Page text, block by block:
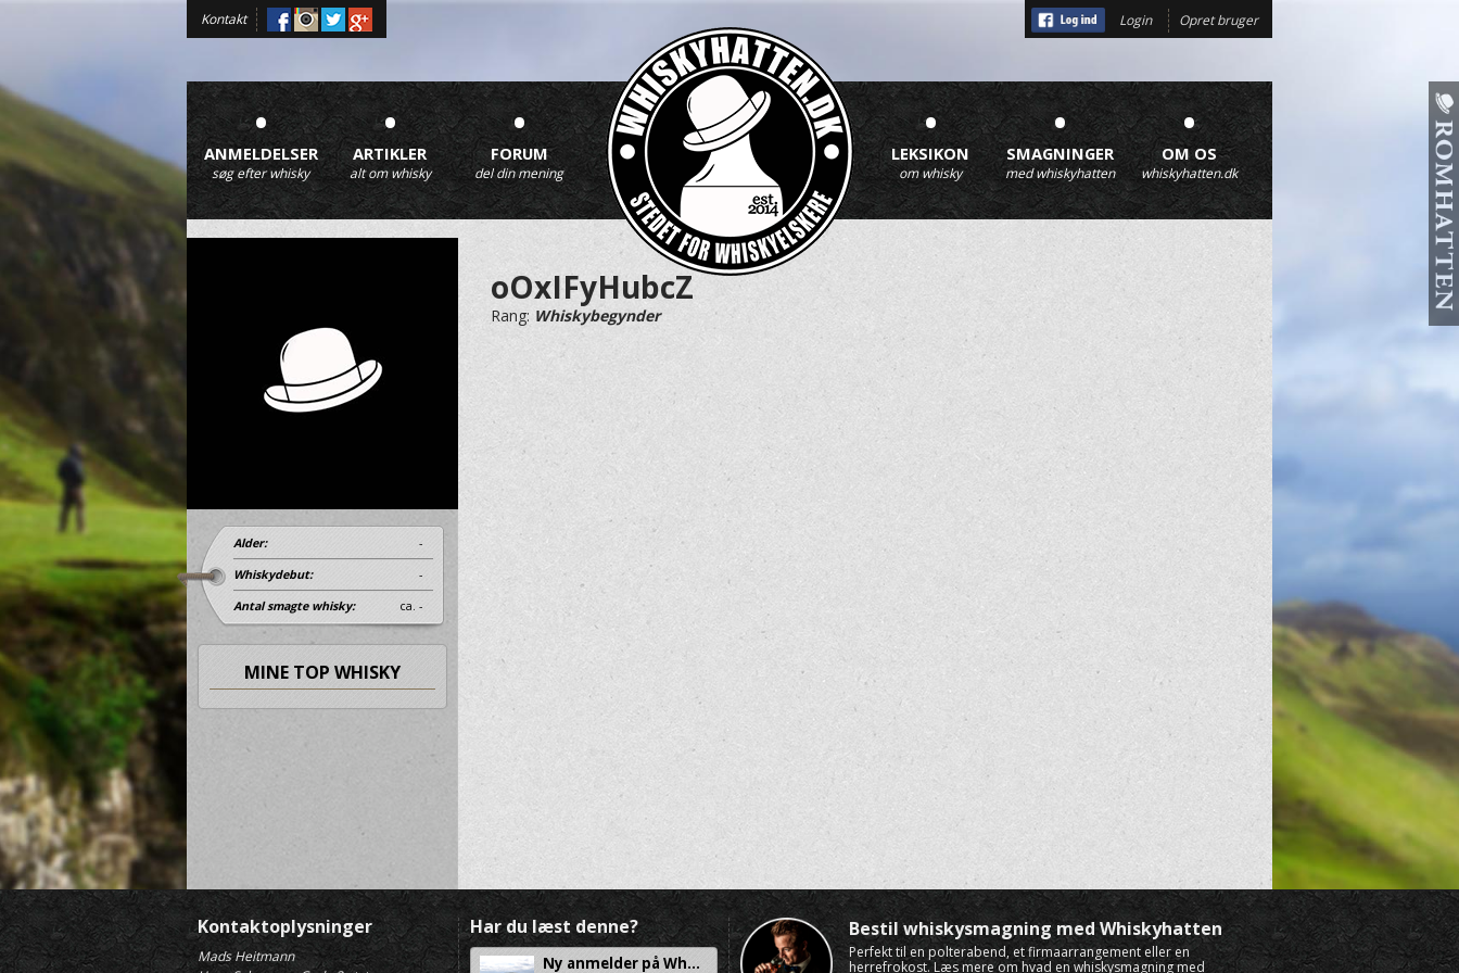
Kontakt Login Opret bruger
•
ANMELDELSER
søg efter whisky
•
ARTIKLER
alt om whisky
•
FORUM
del din mening
•
LEKSIKON
om whisky
•
SMAGNINGER
med whiskyhatten
•
OM OS
whiskyhatten.dk
oOxIFyHubcZ
Rang: Whiskybegynder
Alder: -
Whiskydebut: -
Antal smagte whisky: ca. -
MINE TOP WHISKY
Kontaktoplysninger
Mads Heitmann
Har du læst denne?
Ny anmelder på Wh...
Bestil whiskysmagning med Whiskyhatten
Perfekt til en polterabend, et firmaarrangement eller en
herrefrokost. Læs mere om hvad en whiskysmagning med